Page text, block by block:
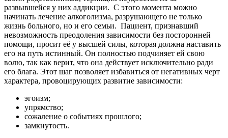
развывшейся у них аддикции. С этого момента можно
начинать лечение алкоголизма, разрушающего не только
жизнь больного, но и его семьи. Пациент, признавший
невозможность преодоления зависимости без посторонней
помощи, просит её у высшей силы, которая должна наставить
его на путь истинный. Он полностью подчиняет ей свою
волю, так как верит, что она действует исключительно ради
его блага. Этот шаг позволяет избавиться от негативных черт
характера, провоцирующих развитие зависимости:
эгоизм;
упрямство;
сожаление о событиях прошлого;
замкнутость.